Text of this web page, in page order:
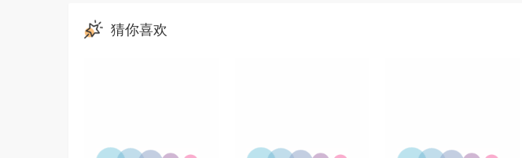
猜你喜欢